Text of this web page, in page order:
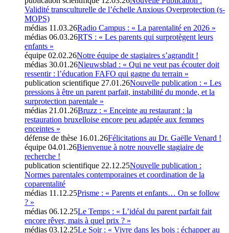
Validité transculturelle de l’échelle Anxious Overprotection (s-
MOPS)
médias 11.03.26Radio Campus : « La parentalité en 2026 »
médias 06.03.26RTS : « Les parents qui surprotègent leurs
enfants »
équipe 02.02.26Notre équipe de stagiaires s’agrandit !
médias 30.01.26Nieuwsblad : « Qui ne veut pas écouter doit
ressentir : l’éducation FAFO qui gagne du terrain »
publication scientifique 27.01.26Nouvelle publication : « Les
pressions à être un parent parfait, instabilité du monde, et la
surprotection parentale »
médias 21.01.26Bruzz : « Enceinte au restaurant : la
restauration bruxelloise encore peu adaptée aux femmes
enceintes »
défense de thèse 16.01.26Félicitations au Dr. Gaëlle Venard !
équipe 04.01.26Bienvenue à notre nouvelle stagiaire de
recherche !
publication scientifique 22.12.25Nouvelle publication :
Normes parentales contemporaines et coordination de la
coparentalité
médias 11.12.25Prisme : « Parents et enfants… On se follow
? »
médias 06.12.25Le Temps : « L’idéal du parent parfait fait
encore rêver, mais à quel prix ? »
médias 03.12.25Le Soir : « Vivre dans les bois : échapper au